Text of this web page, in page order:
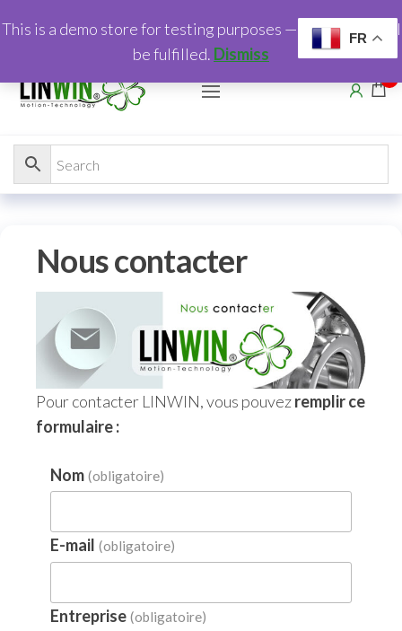
Nous contacter
Pour contacter LINWIN, vous pouvezremplir ce
formulaire :
Nom (obligatoire)
E-mail (obligatoire)
Entreprise (obligatoire)
FR
This is a demo store for testing purposes — no orders shall
be fulfilled. Dismiss